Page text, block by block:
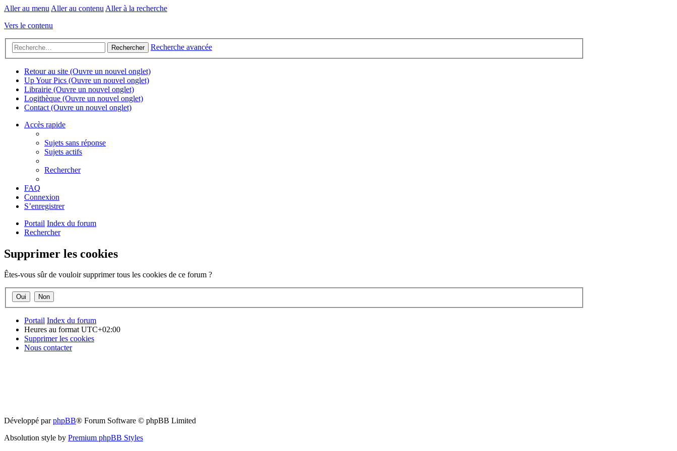
Aller au menu Aller au contenu Aller à la recherche
Vers le contenu
Rechercher Recherche avancée
Retour au site (Ouvre un nouvel onglet)
Up Your Pics (Ouvre un nouvel onglet)
Librairie (Ouvre un nouvel onglet)
Logithèque (Ouvre un nouvel onglet)
Contact (Ouvre un nouvel onglet)
Accès rapide
Sujets sans réponse
Sujets actifs
Rechercher
FAQ
Connexion
S’enregistrer
Portail Index du forum
Rechercher
Supprimer les cookies
Êtes-vous sûr de vouloir supprimer tous les cookies de ce forum ?
Portail Index du forum
Heures au format UTC+02:00
Supprimer les cookies
Nous contacter
Développé parphpBB® Forum Software © phpBB Limited
Absolution style by Premium phpBB Styles